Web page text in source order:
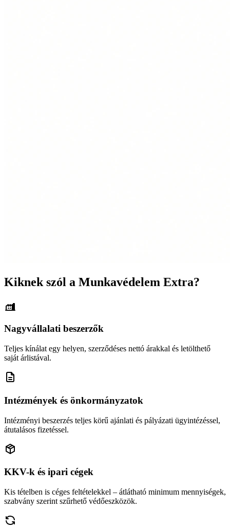
Kiknek szól a Munkavédelem Extra?
Nagyvállalati beszerzők
Teljes kínálat egy helyen, szerződéses nettó árakkal és letölthető
saját árlistával.
Intézmények és önkormányzatok
Intézményi beszerzés teljes körű ajánlati és pályázati ügyintézéssel,
átutalásos fizetéssel.
KKV-k és ipari cégek
Kis tételben is céges feltételekkel – átlátható minimum mennyiségek,
szabvány szerint szűrhető védőeszközök.